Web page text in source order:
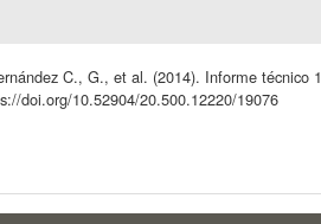
C., G., et al. (2014). Informe técnico
doi.org/10.52904/20.500.12220/19076